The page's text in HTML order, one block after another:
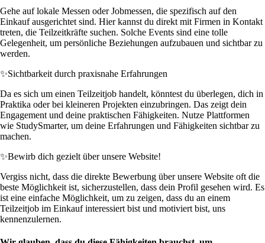
Gehe auf lokale Messen oder Jobmessen, die spezifisch auf den
Einkauf ausgerichtet sind. Hier kannst du direkt mit Firmen in Kontakt
treten, die Teilzeitkräfte suchen. Solche Events sind eine tolle
Gelegenheit, um persönliche Beziehungen aufzubauen und sichtbar zu
werden.
✨Sichtbarkeit durch praxisnahe Erfahrungen
Da es sich um einen Teilzeitjob handelt, könntest du überlegen, dich in
Praktika oder bei kleineren Projekten einzubringen. Das zeigt dein
Engagement und deine praktischen Fähigkeiten. Nutze Plattformen
wie StudySmarter, um deine Erfahrungen und Fähigkeiten sichtbar zu
machen.
✨Bewirb dich gezielt über unsere Website!
Vergiss nicht, dass die direkte Bewerbung über unsere Website oft die
beste Möglichkeit ist, sicherzustellen, dass dein Profil gesehen wird. Es
ist eine einfache Möglichkeit, um zu zeigen, dass du an einem
Teilzeitjob im Einkauf interessiert bist und motiviert bist, uns
kennenzulernen.